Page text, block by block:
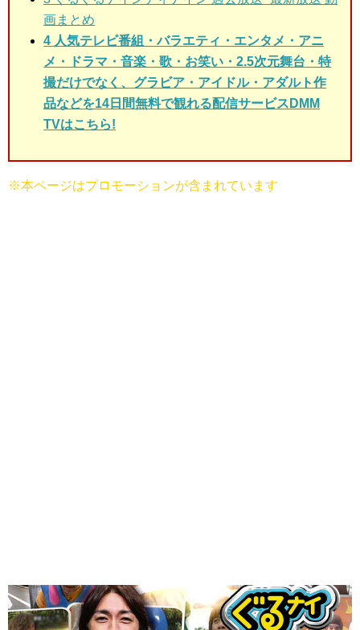
画まとめ
4 人気テレビ番組・バラエティ・エンタメ・アニ
メ・ドラマ・音楽・歌・お笑い・2.5次元舞台・特
撮だけでなく、グラビア・アイドル・アダルト作
品などを14日間無料で観れる配信サービスDMM
TVはこちら!
※本ページはプロモーションが含まれています